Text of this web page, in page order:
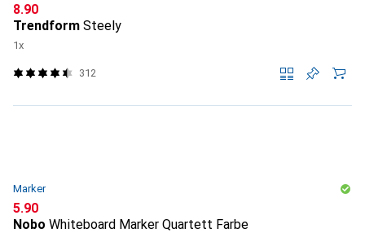
CHF
8.90
Trendform Steely
1x
312
Marker
CHF
5.90
Nobo Whiteboard Marker Quartett Farbe